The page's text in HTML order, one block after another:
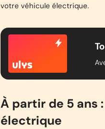
votre véhicule électrique.
À partir de 5 ans
électrique